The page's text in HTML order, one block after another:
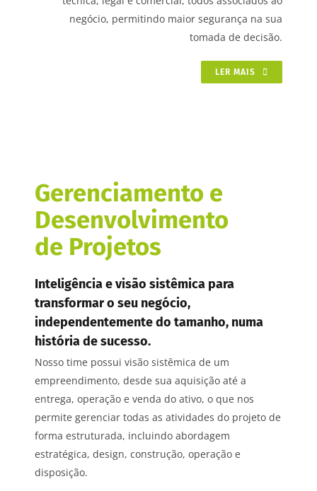
negócio, permitindo maior segurança na sua
tomada de decisão.
LER MAIS
Gerenciamento e
Desenvolvimento
de Projetos
Inteligência e visão sistêmica para
transformar o seu negócio,
independentemente do tamanho, numa
história de sucesso.
Nosso time possui visão sistêmica de um
empreendimento, desde sua aquisição até a
entrega, operação e venda do ativo, o que nos
permite gerenciar todas as atividades do projeto de
forma estruturada, incluindo abordagem
estratégica, design, construção, operação e
disposição.